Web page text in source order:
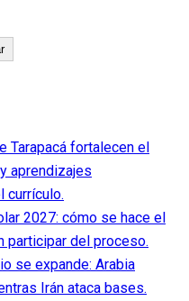
Tarapacá fortalecen el
aprendizajes
currículo.
2027: cómo se hace el
participar del proceso.
se expande: Arabia
Irán ataca bases.